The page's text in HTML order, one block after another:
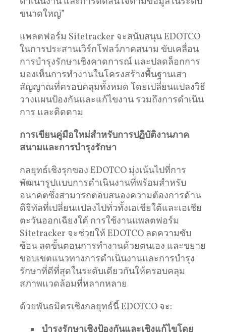
ขนาดใหญ่”
แพลตฟอร์ม Sitetracker จะสนับสนุน EDOTCO
ในการประสานเวิร์กโฟลว์ภาคสนาม ขับเคลื่อน
การบำรุงรักษาเชิงคาดการณ์ และปลดล็อกการ
มองเห็นการทำงานในโครงสร้างพื้นฐานเสา
สัญญาณที่ครอบคลุมทั้งหมด โดยเปลี่ยนแปลงวิธี
วางแผนป้องกันและแก้ไขงาน รวมถึงการดำเนิน
การ และติดตาม
การเขียนคู่มือใหม่สำหรับการปฏิบัติงานภาค
สนามและการบำรุงรักษา
กลยุทธ์เชิงรุกของ EDOTCO มุ่งเน้นไปที่การ
พัฒนารูปแบบการดำเนินงานที่พร้อมสำหรับ
อนาคตซึ่งสามารถตอบสนองความต้องการด้าน
ดิจิทัลที่เปลี่ยนแปลงไปทั่วทั้งเอเชียใต้และเอเชีย
ตะวันออกเฉียงใต้ การใช้งานแพลตฟอร์ม
Sitetracker จะช่วยให้ EDOTCO ลดความซับ
ซ้อน ลดขั้นตอนการทำงานด้วยตนเอง และขยาย
ขอบเขตแนวทางการดำเนินงานและการบำรุง
รักษาที่ดีที่สุดในระดับเดียวกันให้ครอบคลุม
สภาพแวดล้อมที่หลากหลาย
ด้วยพันธมิตรเชิงกลยุทธ์นี้ EDOTCO จะ: